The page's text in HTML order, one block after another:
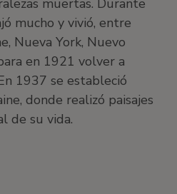
muertas. Durante
mucho y vivió, entre
Nueva York, Nuevo
en 1921 volver a
1937 se estableció
donde realizó paisajes
de su vida.